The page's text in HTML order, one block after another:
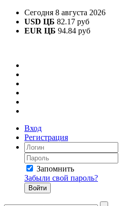
Сегодня 8 августа 2026
USD ЦБ 82.17 руб
EUR ЦБ 94.84 руб
Вход
Регистрация
Запомнить
Забыли свой пароль?